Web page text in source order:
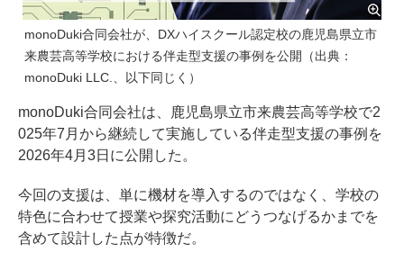
monoDuki合同会社が、DXハイスクール認定校の鹿児島県立市
来農芸高等学校における伴走型支援の事例を公開（出典：
monoDuki LLC.、以下同じく）
monoDuki合同会社は、鹿児島県立市来農芸高等学校で2
025年7月から継続して実施している伴走型支援の事例を
2026年4月3日に公開した。
今回の支援は、単に機材を導入するのではなく、学校の
特色に合わせて授業や探究活動にどうつなげるかまでを
含めて設計した点が特徴だ。